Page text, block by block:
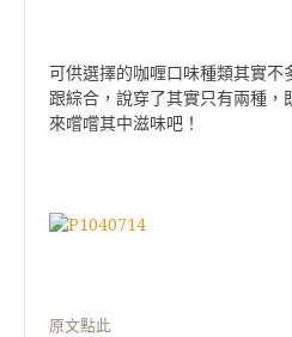
可供選擇的咖喱口味種類其實不
跟綜合，說穿了其實只有兩種，
來嚐嚐其中滋味吧！
原文點此